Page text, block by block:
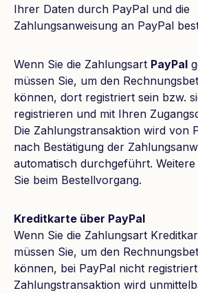
Ihrer Daten durch PayPal und die
Zahlungsanweisung an PayPal
Wenn Sie die Zahlungsart PayPal
müssen Sie, um den
können, dort registriert sein bzw.
registrieren und mit Ihren
Die Zahlungstransaktion wird von
nach Bestätigung der
automatisch durchgeführt.
Sie beim Bestellvorgang.
Kreditkarte über PayPal
Wenn Sie die Zahlungsart
müssen Sie, um den
können, bei PayPal nicht
Zahlungstransaktion wird